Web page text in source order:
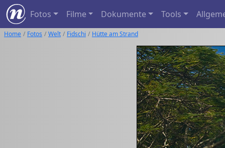
Fotos Filme Dokumente Tools
Home Fotos Welt Fidschi Hütte am Strand